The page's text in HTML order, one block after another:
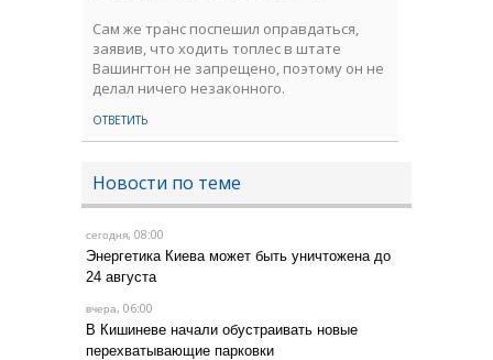
Сам же транс поспешил оправдаться,
заявив, что ходить топлес в штате
Вашингтон не запрещено, поэтому он не
делал ничего незаконного.
ОТВЕТИТЬ
Новости по теме
сегодня, 08:00
Энергетика Киева может быть уничтожена до
24 августа
вчера, 06:00
В Кишиневе начали обустраивать новые
перехватывающие парковки